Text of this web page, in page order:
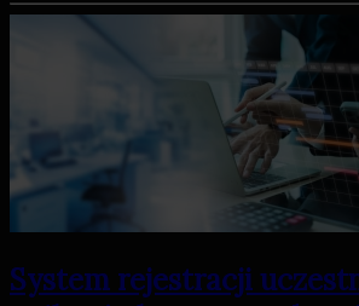
System rejestracji